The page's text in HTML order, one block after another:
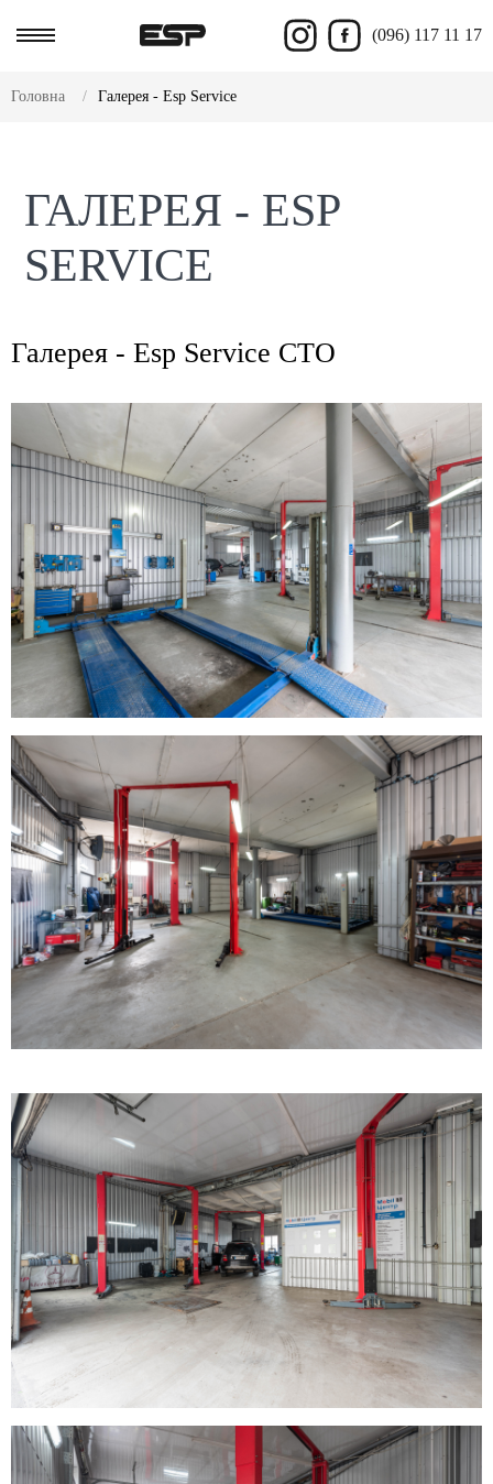
(096) 117 11 17
Головна Галерея - Esp Service
ГАЛЕРЕЯ - ESP
SERVICE
Галерея - Esp Service СТО